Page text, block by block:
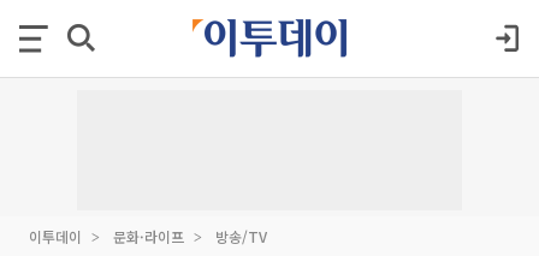
이투데이 문화·라이프 방송/TV